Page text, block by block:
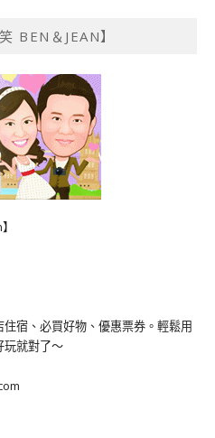
BEN＆JEAN】
宿、必買好物、優惠票券。輕鬆用
玩就對了～